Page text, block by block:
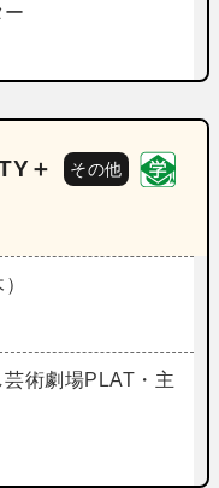
＋ その他
術劇場PLAT・主